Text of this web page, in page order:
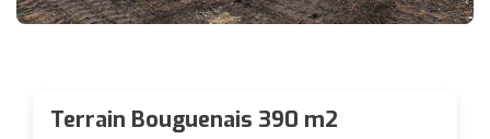
Terrain Bouguenais 390 m2